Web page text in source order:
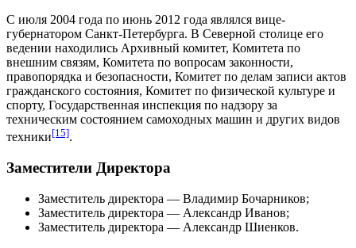
С июля 2004 года по июнь 2012 года являлся вице-
губернатором Санкт-Петербурга. В Северной столице его
ведении находились Архивный комитет, Комитета по
внешним связям, Комитета по вопросам законности,
правопорядка и безопасности, Комитет по делам записи актов
гражданского состояния, Комитет по физической культуре и
спорту, Государственная инспекция по надзору за
техническим состоянием самоходных машин и других видов
техники[15].
Заместители Директора
Заместитель директора — Владимир Бочарников;
Заместитель директора — Александр Иванов;
Заместитель директора — Александр Шиенков.